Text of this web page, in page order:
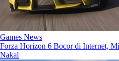
Games News
Forza Horizon 6 Bocor di Internet,
Nakal